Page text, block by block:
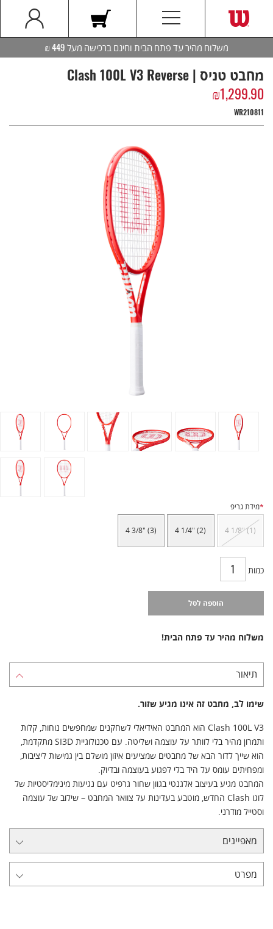
משלוח מהיר עד פתח הבית וחינם ברכישה מעל 449 ₪
מחבט טניס | Clash 100L V3 Reverse
₪1,299.90
WR210811
*מידת גריפ
4 1/8" (1)
4 1/4" (2)
4 3/8" (3)
כמות
הוספה לסל
משלוח מהיר עד פתח הבית!
תיאור
שימו לב, מחבט זה אינו מגיע שזור.
Clash 100L V3 הוא המחבט האידיאלי לשחקנים שמחפשים נוחות, קלות
ותמרון מהיר בלי לוותר על עוצמה ושליטה. עם טכנולוגיית SI3D מתקדמת,
הוא שייך לדור הבא של מחבטים שמציעים איזון מושלם בין גמישות ליציבות,
ומפחיתים עומס על היד בלי לפגוע בעוצמה ובדיוק.
המחבט מגיע בעיצוב אלגנטי בגוון שחור גרפיט עם נגיעות מינימליסטיות של
לוגו Clash החדש, מוטבע בעדינות על צוואר המחבט – שילוב של עוצמה
וסטייל מודרני.
מאפיינים
מפרט